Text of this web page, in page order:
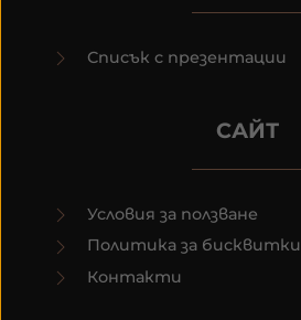
Списък с презентации
САЙТ
Условия за ползване
Политика за бисквитки
Контакти